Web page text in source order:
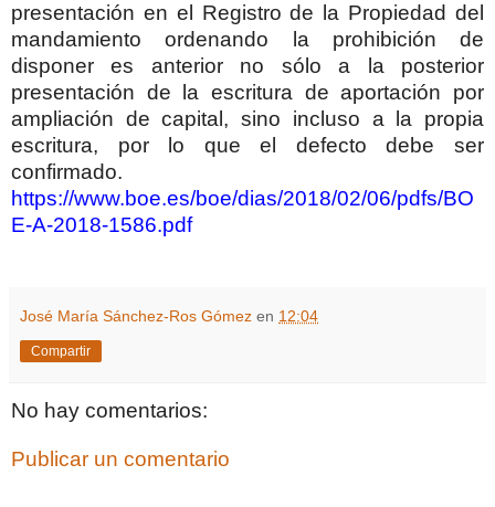
presentación en el Registro de la Propiedad del
mandamiento ordenando la prohibición de
disponer es anterior no sólo a la posterior
presentación de la escritura de aportación por
ampliación de capital, sino incluso a la propia
escritura, por lo que el defecto debe ser
confirmado.
https://www.boe.es/boe/dias/2018/02/06/pdfs/BO
E-A-2018-1586.pdf
José María Sánchez-Ros Gómez en 12:04
Compartir
No hay comentarios:
Publicar un comentario